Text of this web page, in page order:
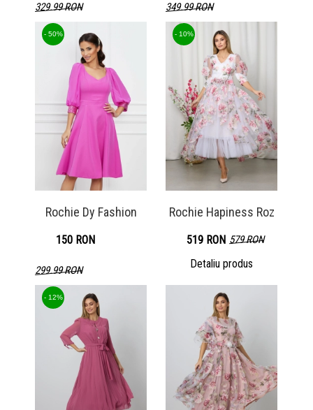
329.99 RON
Detaliu produs
349.99 RON
Detaliu produs
Rochie Dy Fashion
- 50%
150 RON
299.99 RON
Detaliu produs
Rochie Hapiness Roz
- 10%
519 RON 579 RON
Detaliu produs
- 12%